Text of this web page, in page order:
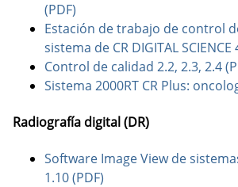
(PDF)
Estación de trabajo de control
sistema de CR DIGITAL SCIENCE
Control de calidad 2.2, 2.3, 2.4
Sistema 2000RT CR Plus:
Radiografía digital (DR)
Software Image View de
1.10 (PDF)